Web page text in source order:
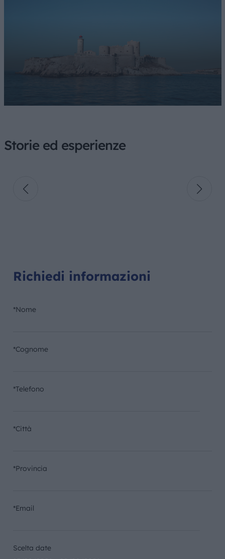
Storie ed esperienze
Richiedi informazioni
*Nome
*Cognome
*Telefono
*Città
*Provincia
*Email
Scelta date